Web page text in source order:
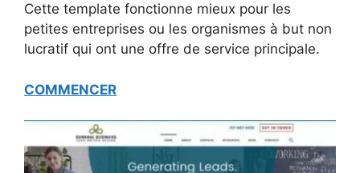
Cette template fonctionne mieux pour les
petites entreprises ou les organismes à but non
lucratif qui ont une offre de service principale.
COMMENCER